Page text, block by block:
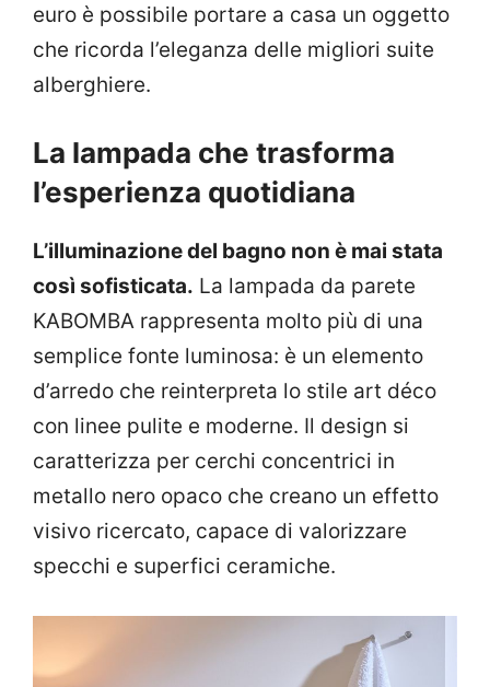
euro è possibile portare a casa un oggetto
che ricorda l’eleganza delle migliori suite
alberghiere.
La lampada che trasforma
l’esperienza quotidiana
L’illuminazione del bagno non è mai stata
così sofisticata. La lampada da parete
KABOMBA rappresenta molto più di una
semplice fonte luminosa: è un elemento
d’arredo che reinterpreta lo stile art déco
con linee pulite e moderne. Il design si
caratterizza per cerchi concentrici in
metallo nero opaco che creano un effetto
visivo ricercato, capace di valorizzare
specchi e superfici ceramiche.